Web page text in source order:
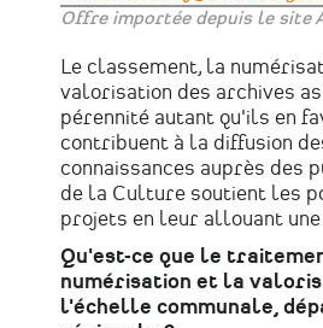
Offre importée depuis le site
Le classement, la
valorisation des archives
pérennité autant qu'ils en
contribuent à la diffusion
connaissances auprès des
de la Culture soutient les
projets en leur allouant une
Qu'est-ce que le
numérisation et la
l'échelle communale,